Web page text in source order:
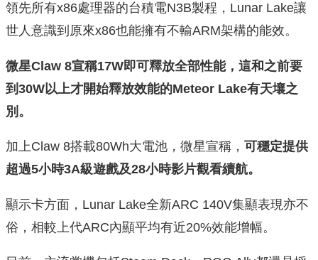
領先所有x86處理器的台積電N3B製程，Lunar Lake讓
世人意識到原來x86也能擁有不輸ARM架構的能效。
微星Claw 8宣稱17W即可釋放全部性能，這和之前要
到30W以上才開始釋放效能的Meteor Lake有天壤之
別。
加上Claw 8搭載80Wh大電池，微星宣稱， 可穩定提供
超過5小時3A級遊戲及28小時影片觀看續航。
顯示卡方面，Lunar Lake全新ARC 140V集顯表現亦不
俗，相較上代ARC內顯平均有近20%效能增幅。